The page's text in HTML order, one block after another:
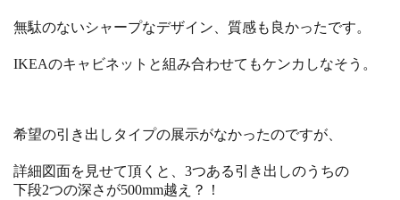
無駄のないシャープなデザイン、質感も良かったです。
IKEAのキャビネットと組み合わせてもケンカしなそう。
希望の引き出しタイプの展示がなかったのですが、
詳細図面を見せて頂くと、3つある引き出しのうちの
下段2つの深さが500mm越え？！